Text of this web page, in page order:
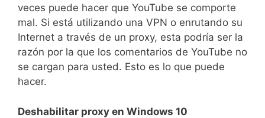
veces puede hacer que YouTube se comporte
mal. Si está utilizando una VPN o enrutando su
Internet a través de un proxy, esta podría ser la
razón por la que los comentarios de YouTube no
se cargan para usted. Esto es lo que puede
hacer.
Deshabilitar proxy en Windows 10